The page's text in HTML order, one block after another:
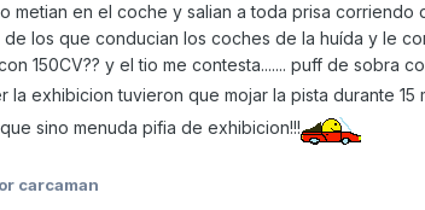
metian en el coche y salian a toda prisa corriendo
los que conducian los coches de la huída y le
150CV?? y el tio me contesta....... puff de sobra
la exhibicion tuvieron que mojar la pista durante
sino menuda pifia de exhibicion!!!
carcaman